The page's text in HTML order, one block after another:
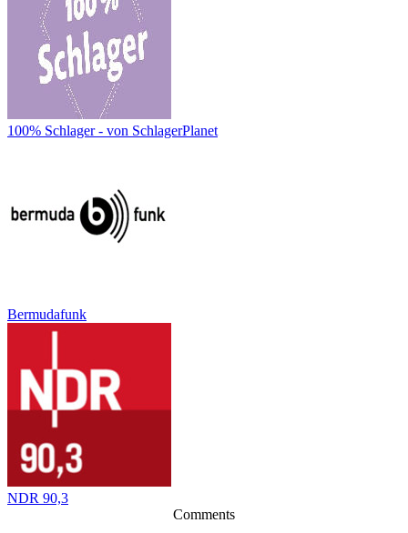
100% Schlager - von SchlagerPlanet
Bermudafunk
NDR 90,3
Comments